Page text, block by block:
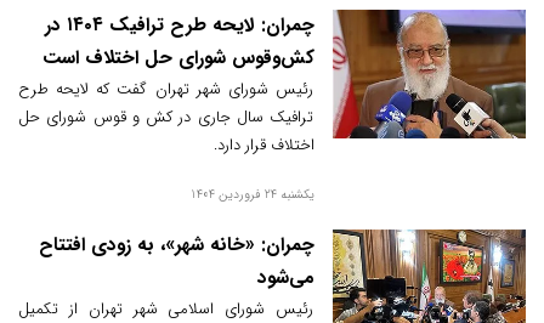
چمران: لایحه طرح ترافیک ۱۴۰۴ در
کش‌وقوس شورای حل اختلاف است
رئیس شورای شهر تهران گفت که لایحه طرح
ترافیک سال جاری در کش و قوس شورای حل
اختلاف قرار دارد.
یکشنبه 24 فروردین 1404
چمران: «خانه شهر»، به زودی افتتاح
می‌شود
رئیس شورای اسلامی شهر تهران از تکمیل